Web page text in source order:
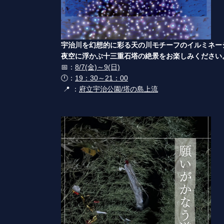
宇治川を幻想的に彩る天の川モチーフのイルミネー
夜空に浮かぶ十三重石塔の絶景をお楽しみください
📅： 8/7(金)～9(日)
🕛： 19：30～21：00
📍 ： 府立宇治公園/塔の島上流